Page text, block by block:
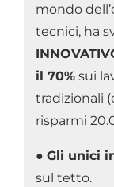
mondo
tecnici, ha
il 70% sui
tradizionali
risparmi
● Gli unici
sul tetto.